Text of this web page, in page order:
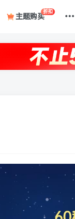
主题购买
折扣